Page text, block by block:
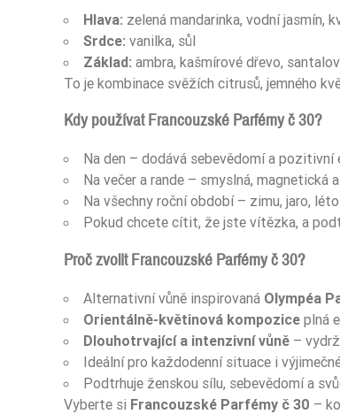
Hlava: zelená mandarinka, vodní jasmín,
Srdce: vanilka, sůl
Základ: ambra, kašmírové dřevo,
To je kombinace svěžích citrusů, jemného
Kdy používat Francouzské Parfémy č 30?
Na den – dodává sebevědomí a pozitivní
Na večer a rande – smyslná, magnetická
Na všechny roční období – zimu, jaro,
Pokud chcete cítit, že jste vítězka, a
Proč zvolit Francouzské Parfémy č 30?
Alternativní vůně inspirovaná Olympéa
Orientálně-květinová kompozice plná
Dlouhotrvající a intenzivní vůně –
Ideální pro každodenní situace i
Podtrhuje ženskou sílu, sebevědomí a
Vyberte si Francouzské Parfémy č 30 –
Typ Zapachu
Typ Zapachu
Pora Roku
Pora Roku
Pora Roku
Pora Roku
Nuty Głowy
Nuty Głowy
Nuty Głowy